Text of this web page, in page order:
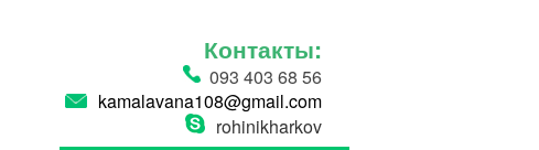
Контакты:
093 403 68 56
kamalavana108@gmail.com
rohinikharkov